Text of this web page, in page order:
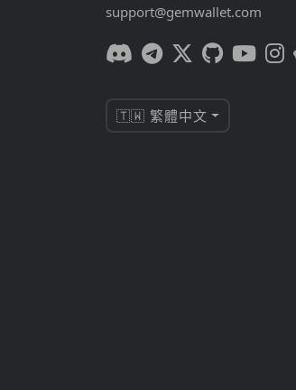
support@gemwallet.com
🇹🇼 繁體中文